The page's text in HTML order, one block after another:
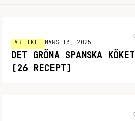
ARTIKEL MARS 13, 2025
DET GRÖNA SPANSKA KÖKET
(26 RECEPT)